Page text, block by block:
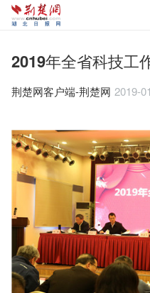
2019年全省科技工
荆楚网客户端-荆楚网 2019-